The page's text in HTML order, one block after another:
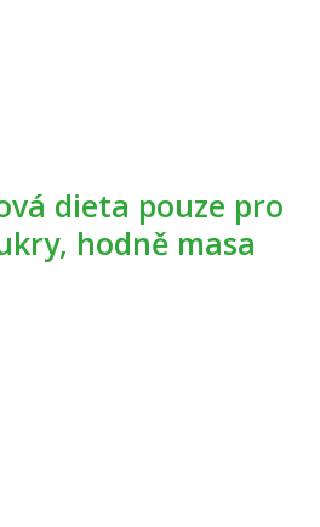
hodně masa